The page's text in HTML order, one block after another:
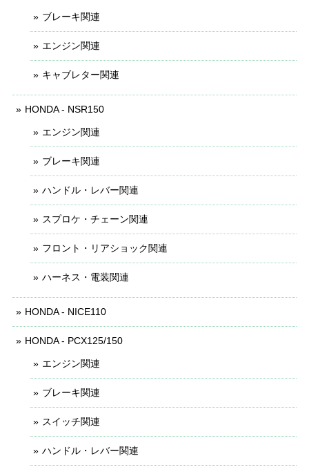
ブレーキ関連
エンジン関連
キャブレター関連
HONDA - NSR150
エンジン関連
ブレーキ関連
ハンドル・レバー関連
スプロケ・チェーン関連
フロント・リアショック関連
ハーネス・電装関連
HONDA - NICE110
HONDA - PCX125/150
エンジン関連
ブレーキ関連
スイッチ関連
ハンドル・レバー関連